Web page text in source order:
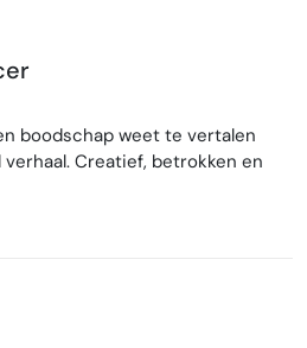
boodschap weet te vertalen
Creatief, betrokken en